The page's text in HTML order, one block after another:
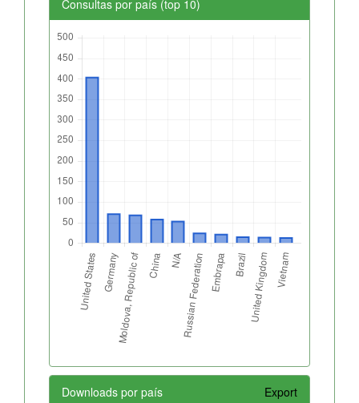
Consultas por país (top 10)
Downloads por país Export